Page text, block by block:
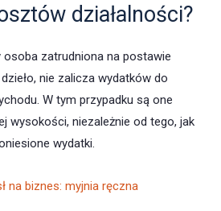
działalności?
zatrudniona na postawie
nie zalicza wydatków do
W tym przypadku są one
wysokości, niezależnie od tego, jak
wydatki.
na biznes: myjnia ręczna